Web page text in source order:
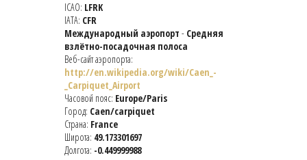
ICAO: LFRK
IATA: CFR
Международный аэропорт - Средняя
взлётно-посадочная полоса
Веб-сайт аэропорта:
http://en.wikipedia.org/wiki/Caen_-
_Carpiquet_Airport
Часовой пояс: Europe/Paris
Город: Caen/carpiquet
Страна: France
Широта: 49.173301697
Долгота: -0.449999988